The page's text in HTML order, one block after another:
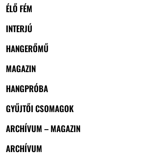
ÉLŐ FÉM
INTERJÚ
HANGERŐMŰ
MAGAZIN
HANGPRÓBA
GYŰJTŐI CSOMAGOK
ARCHÍVUM – MAGAZIN
ARCHÍVUM